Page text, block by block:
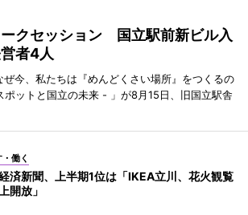
ークセッション 国立駅前新ビル入
者4人
ぜ今、私たちは『めんどくさい場所』をつくるの
ットと国立の未来 - 」が8月15日、旧国立駅舎
働く
済新聞、上半期1位は「IKEA立川、花火観覧
開放」